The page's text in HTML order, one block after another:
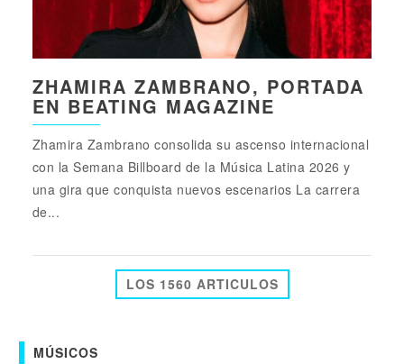
ZHAMIRA ZAMBRANO, PORTADA
EN BEATING MAGAZINE
Zhamira Zambrano consolida su ascenso internacional
con la Semana Billboard de la Música Latina 2026 y
una gira que conquista nuevos escenarios La carrera
de...
LOS 1560 ARTICULOS
MÚSICOS